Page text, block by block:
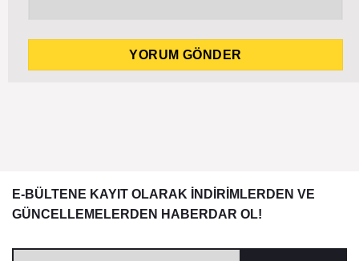
E-BÜLTENE KAYIT OLARAK İNDİRİMLERDEN VE
GÜNCELLEMELERDEN HABERDAR OL!